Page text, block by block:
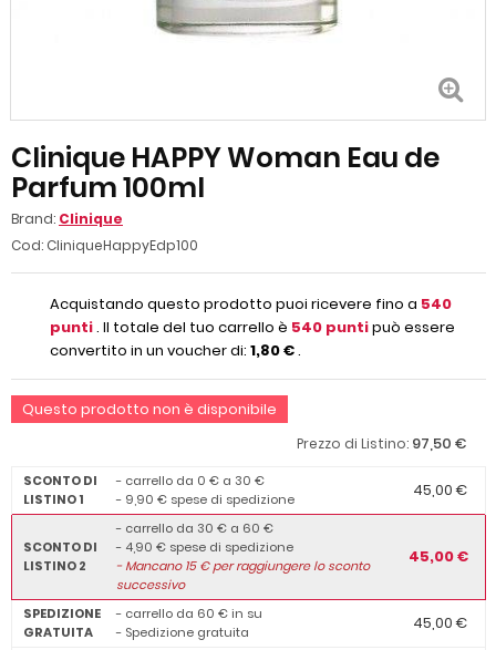
Clinique HAPPY Woman Eau de
Parfum 100ml
Brand: Clinique
Cod: CliniqueHappyEdp100
Acquistando questo prodotto puoi ricevere fino a 540
punti. Il totale del tuo carrello è 540 puntipuò essere
convertito in un voucher di: 1,80 €.
Questo prodotto non è disponibile
Prezzo di Listino: 97,50 €
SCONTO DI
LISTINO 1
- carrello da 0 € a 30 €
- 9,90 € spese di spedizione
45,00 €
SCONTO DI
LISTINO 2
- carrello da 30 € a 60 €
- 4,90 € spese di spedizione
-Mancano15€ per raggiungere lo sconto
successivo
45,00 €
SPEDIZIONE
GRATUITA
- carrello da 60 € in su
- Spedizione gratuita
45,00 €